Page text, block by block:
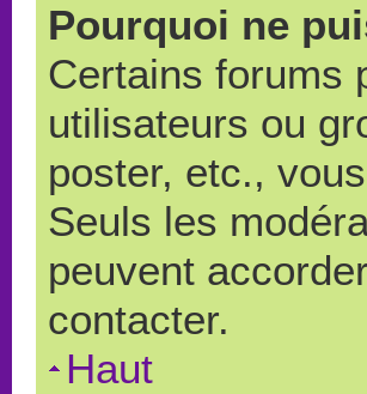
Pourquoi ne
Certains forums
utilisateurs ou
poster, etc.,
Seuls les
peuvent
contacter.
Haut